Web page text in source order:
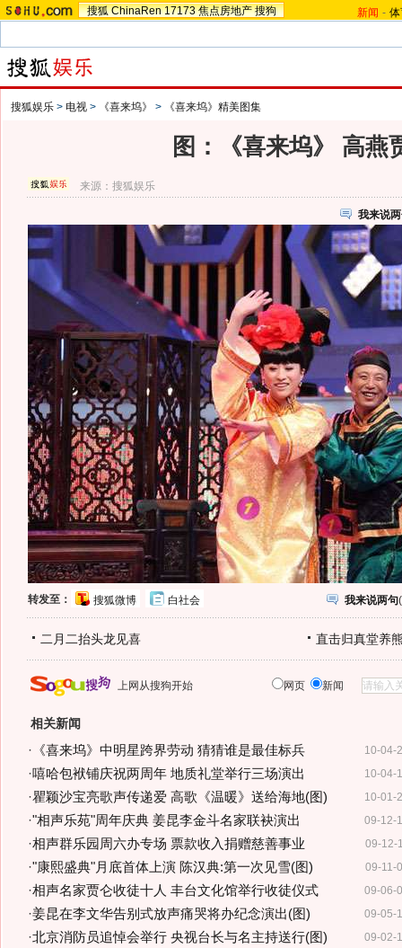
搜狐 ChinaRen 17173 焦点房地产 搜狗 新闻 -
搜狐娱乐 > 电视 > 《喜来坞》 > 《喜来坞》精美图集
图：《喜来坞》 高燕
来源：搜狐娱乐
我来说
转发至： 搜狐微博 白社会 我来说两句(
二月二抬头龙见喜 直击归真堂养
上网从搜狗开始 网页 新闻
相关新闻
10-04-
· 《喜来坞》中明星跨界劳动 猜猜谁是最佳标兵
10-04-
·嘻哈包袱铺庆祝两周年 地质礼堂举行三场演出
10-01-
·瞿颖沙宝亮歌声传递爱 高歌《温暖》送给海地(图)
09-12-
·"相声乐苑"周年庆典 姜昆李金斗名家联袂演出
09-12-
·相声群乐园周六办专场 票款收入捐赠慈善事业
09-11-
·"康熙盛典"月底首体上演 陈汉典:第一次见雪(图)
09-06-
·相声名家贾仑收徒十人 丰台文化馆举行收徒仪式
09-05-
·姜昆在李文华告别式放声痛哭将办纪念演出(图)
09-02-
·北京消防员追悼会举行 央视台长与名主持送行(图)